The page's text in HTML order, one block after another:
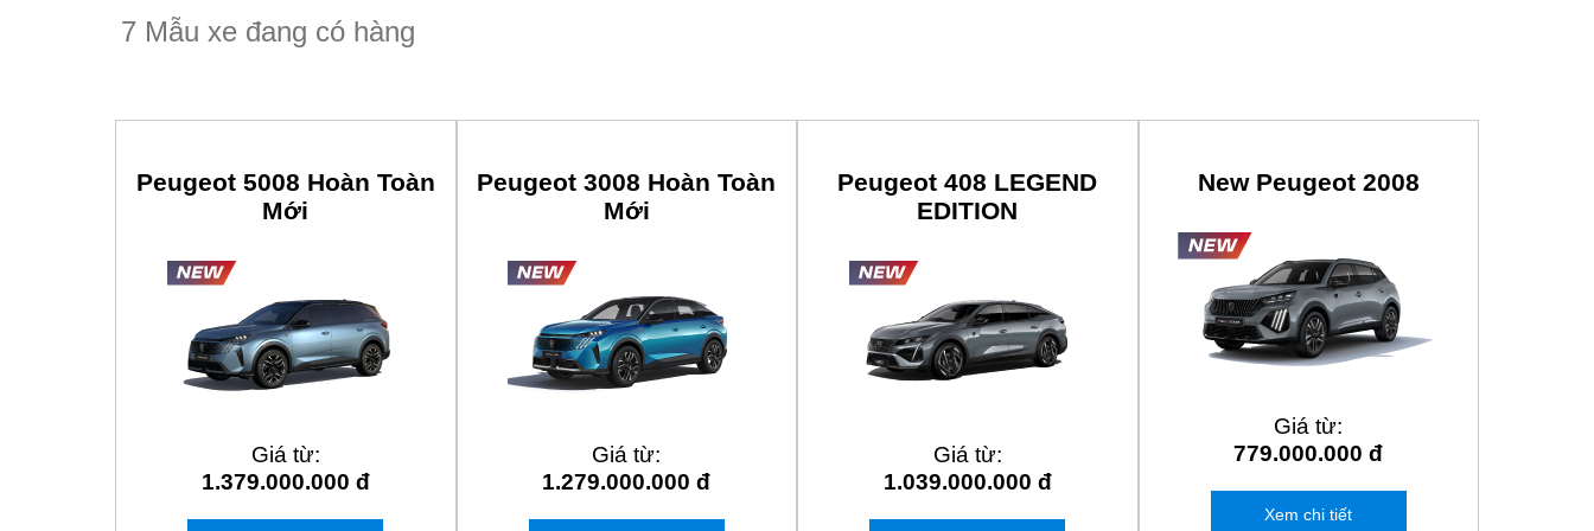
7 Mẫu xe đang có hàng
Peugeot 5008 Hoàn Toàn
Mới
Giá từ:
1.379.000.000 đ
Peugeot 3008 Hoàn Toàn
Mới
Giá từ:
1.279.000.000 đ
Peugeot 408 LEGEND
EDITION
Giá từ:
1.039.000.000 đ
New Peugeot 2008
Giá từ:
779.000.000 đ
Xem chi tiết